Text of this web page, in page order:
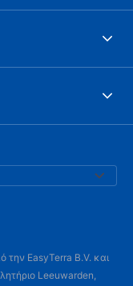
την EasyTerra B.V. και
Leeuwarden,